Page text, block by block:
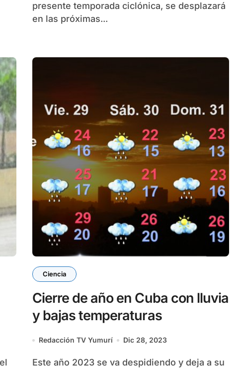
presente temporada ciclónica, se desplazará
en las próximas...
Ciencia
Cierre de año en Cuba con lluvia
y bajas temperaturas
Redacción TV Yumurí Dic 28, 2023
Este año 2023 se va despidiendo y deja a su